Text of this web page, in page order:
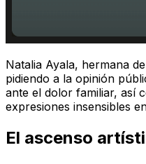
Natalia Ayala, hermana
pidiendo a la opinión
ante el dolor familiar, así
expresiones insensibles
El ascenso